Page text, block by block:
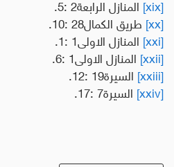
[xix] المنازل الرابعة2 :5.
[xx] طريق الكمال28 :10 .
[xxi] المنازل الاولى1 :1.
[xxii] المنازل الاولى1 :6.
[xxiii] السيرة19 :12.
[xxiv] السيرة7 :17.